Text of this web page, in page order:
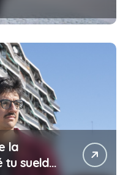
la
tu sueldo